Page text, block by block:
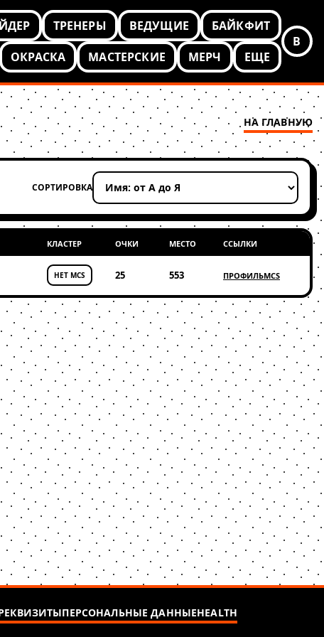
ТРЕНЕРЫ ВЕДУЩИЕ
БАЙКФИТ
ОКРАСКА МАСТЕРСКИЕ МЕРЧ ЕЩЕ
В
НА ГЛАВНУЮ
СОРТИРОВКА
Применить сортировку
КЛАСТЕР ОЧКИ МЕСТО ССЫЛКИ
НЕТ MCS 25 553 ПРОФИЛЬMCS
ПЕРСОНАЛЬНЫЕ ДАННЫЕHEALTH